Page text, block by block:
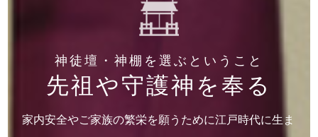
神徒壇・神棚を選ぶということ
先祖や守護神を奉る
家内安全やご家族の繁栄を願うために江戸時代に生ま